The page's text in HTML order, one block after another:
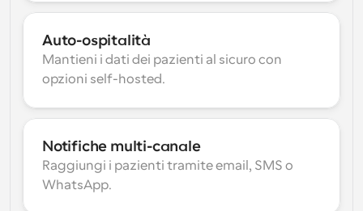
Auto-ospitalità
Mantieni i dati dei pazienti al sicuro con
opzioni self-hosted.
Notifiche multi-canale
Raggiungi i pazienti tramite email, SMS o
WhatsApp.